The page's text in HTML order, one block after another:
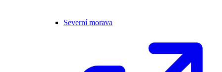
Severní morava